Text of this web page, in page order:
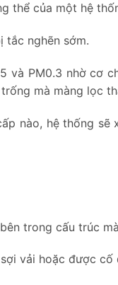
thể của một hệ
tắc nghẽn sớm.
PM0.3 nhờ cơ
mà màng lọc
nào, hệ thống sẽ
trong cấu trúc
vải hoặc được